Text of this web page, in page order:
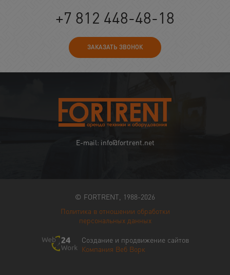
+7 812 448-48-18
ЗАКАЗАТЬ ЗВОНОК
E-mail: info@fortrent.net
© FORTRENT, 1988-2026
Политика в отношении обработки
персональных данных
Создание и продвижение сайтов
Компания Веб Ворк